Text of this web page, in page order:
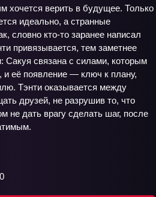
0
хочется верить в будущее. Только
идеально, а странные
словно кто-то заранее написал
привязывается, тем заметнее
Сакуя связана с силами, которым
и её появление — ключ к плану,
Тэнти оказывается между
друзей, не разрушив то, что
не дать врагу сделать шаг, после